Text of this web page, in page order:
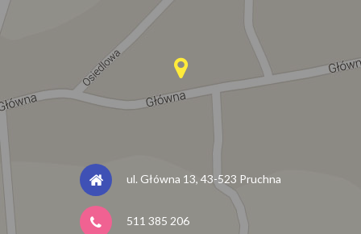
ul. Główna 13, 43-523 Pruchna
511 385 206